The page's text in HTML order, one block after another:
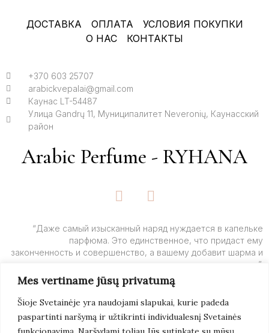
Mes vertiname jūsų privatumą
Šioje Svetainėje yra naudojami slapukai, kurie padeda
paspartinti naršymą ir užtikrinti individualesnį Svetainės
ДОСТАВКА ОПЛАТА
УСЛОВИЯ ПОКУПКИ
О НАС
КОНТАКТЫ
+370 603 25707
arabickvepalai@gmail.com
Каунас LT-54487
Улица Gandrų 11, Муниципалитет Neveronių, Каунасский
район
Arabic Perfume - RYHANA
F
a
e
b
o
o
k
-
f
I
n
t
a
g
r
a
m
“Даже самый изысканный наряд нуждается в капельке
парфюма. Это единственное, что придаст ему
законченность и совершенство, а вашему добавит шарма и
очарования”.
Подробнее